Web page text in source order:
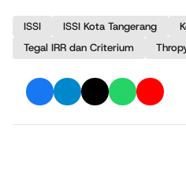
ISSI ISSI Kota Tangerang
Tegal IRR dan Criterium